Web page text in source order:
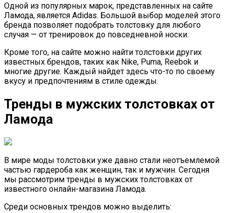
Одной из популярных марок, представленных на сайте
Ламода, является Adidas. Большой выбор моделей этого
бренда позволяет подобрать толстовку для любого
случая — от тренировок до повседневной носки.
Кроме того, на сайте можно найти толстовки других
известных брендов, таких как Nike, Puma, Reebok и
многие другие. Каждый найдет здесь что-то по своему
вкусу и предпочтениям в стиле одежды.
Тренды в мужских толстовках от
Ламода
В мире моды толстовки уже давно стали неотъемлемой
частью гардероба как женщин, так и мужчин. Сегодня
мы рассмотрим тренды в мужских толстовках от
известного онлайн-магазина Ламода.
Среди основных трендов можно выделить: